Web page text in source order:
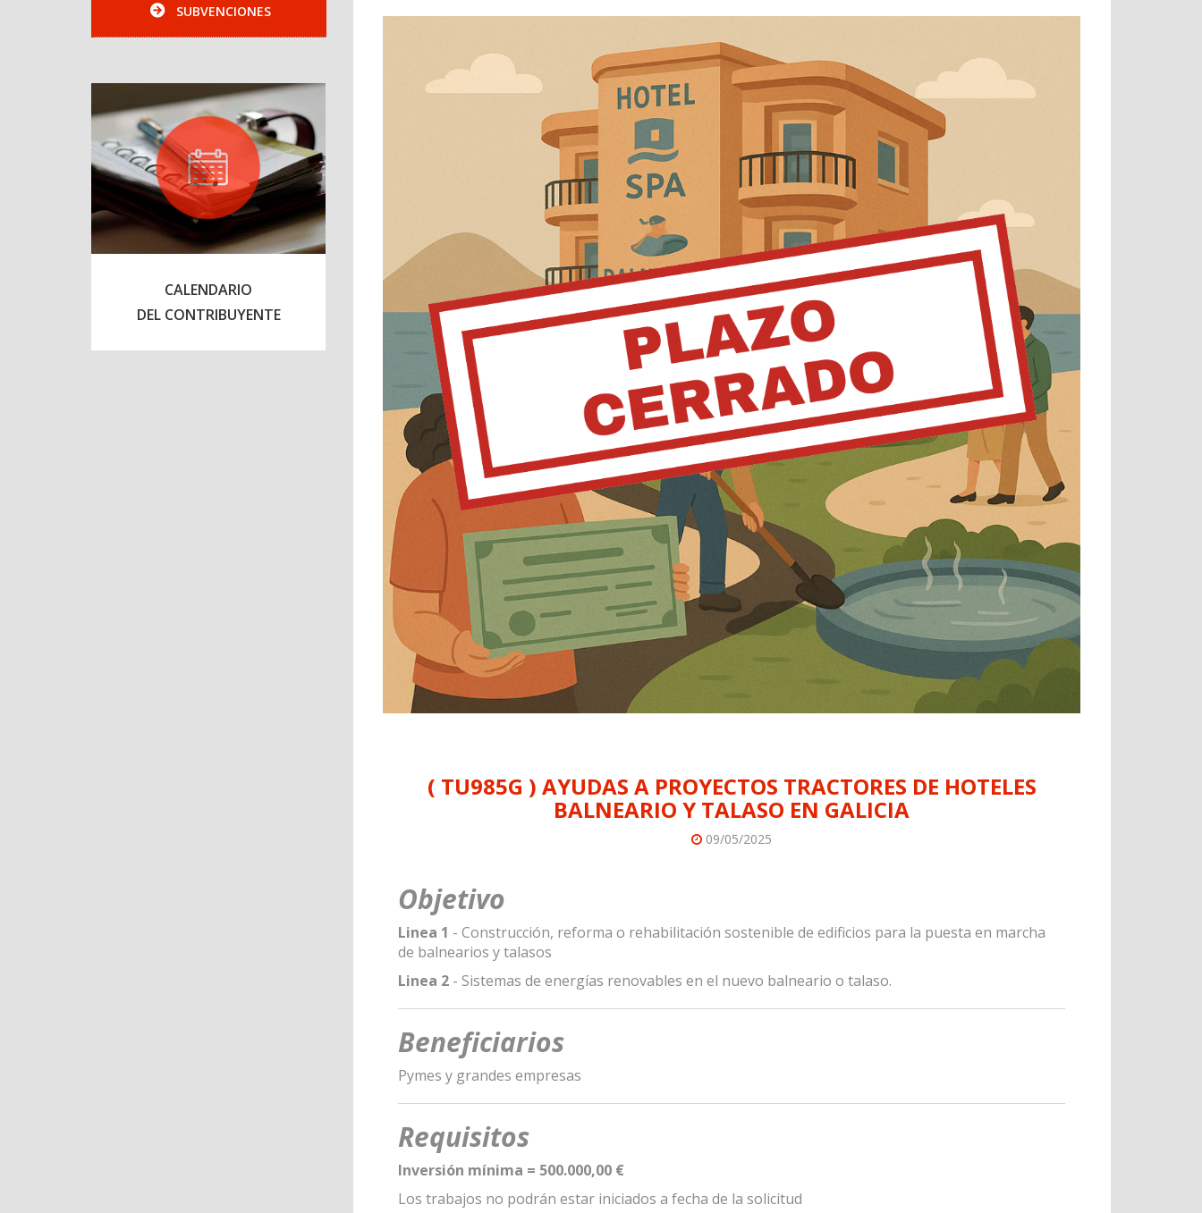
SUBVENCIONES
CALENDARIO
DEL CONTRIBUYENTE
( TU985G ) AYUDAS A PROYECTOS TRACTORES DE HOTELES
BALNEARIO Y TALASO EN GALICIA
09/05/2025
Objetivo
Linea 1 - Construcción, reforma o rehabilitación sostenible de edificios para la puesta en marcha
de balnearios y talasos
Linea 2 - Sistemas de energías renovables en el nuevo balneario o talaso.
Beneficiarios
Pymes y grandes empresas
Requisitos
Inversión mínima = 500.000,00 €
Los trabajos no podrán estar iniciados a fecha de la solicitud